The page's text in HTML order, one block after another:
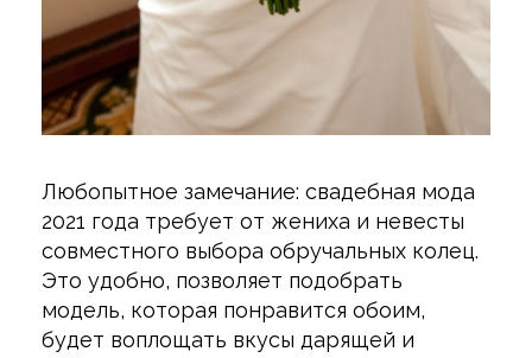
Любопытное замечание: свадебная мода
2021 года требует от жениха и невесты
совместного выбора обручальных колец.
Это удобно, позволяет подобрать
модель, которая понравится обоим,
будет воплощать вкусы дарящей и